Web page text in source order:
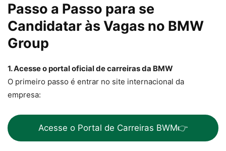
Passo a Passo para se
Candidatar às Vagas no BMW
Group
1. Acesse o portal oficial de carreiras da BMW
O primeiro passo é entrar no site internacional da
empresa:
Acesse o Portal de Carreiras BWM👉